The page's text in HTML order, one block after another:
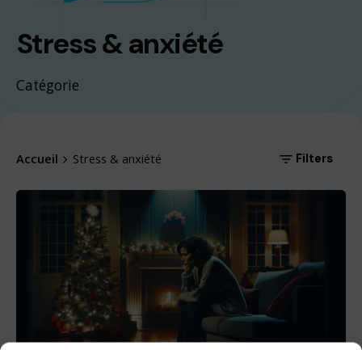
Stress & anxiété
Catégorie
Accueil Stress & anxiété Filters